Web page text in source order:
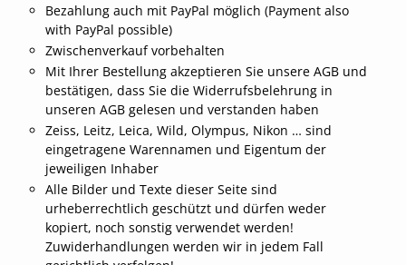
Bezahlung auch mit PayPal möglich (Payment also
with PayPal possible)
Zwischenverkauf vorbehalten
Mit Ihrer Bestellung akzeptieren Sie unsere AGB und
bestätigen, dass Sie die Widerrufsbelehrung in
unseren AGB gelesen und verstanden haben
Zeiss, Leitz, Leica, Wild, Olympus, Nikon … sind
eingetragene Warennamen und Eigentum der
jeweiligen Inhaber
Alle Bilder und Texte dieser Seite sind
urheberrechtlich geschützt und dürfen weder
kopiert, noch sonstig verwendet werden!
Zuwiderhandlungen werden wir in jedem Fall